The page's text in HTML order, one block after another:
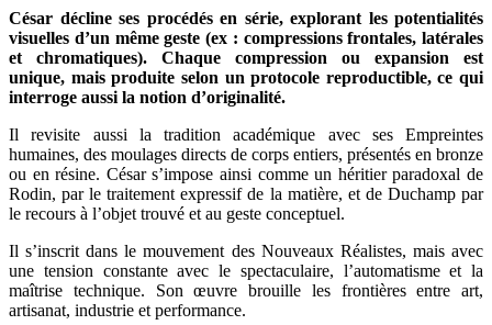
César décline ses procédés en série, explorant les potentialités
visuelles d’un même geste (ex : compressions frontales, latérales
et chromatiques). Chaque compression ou expansion est
unique, mais produite selon un protocole reproductible, ce qui
interroge aussi la notion d’originalité.
Il revisite aussi la tradition académique avec ses Empreintes
humaines, des moulages directs de corps entiers, présentés en bronze
ou en résine. César s’impose ainsi comme un héritier paradoxal de
Rodin, par le traitement expressif de la matière, et de Duchamp par
le recours à l’objet trouvé et au geste conceptuel.
Il s’inscrit dans le mouvement des Nouveaux Réalistes, mais avec
une tension constante avec le spectaculaire, l’automatisme et la
maîtrise technique. Son œuvre brouille les frontières entre art,
artisanat, industrie et performance.